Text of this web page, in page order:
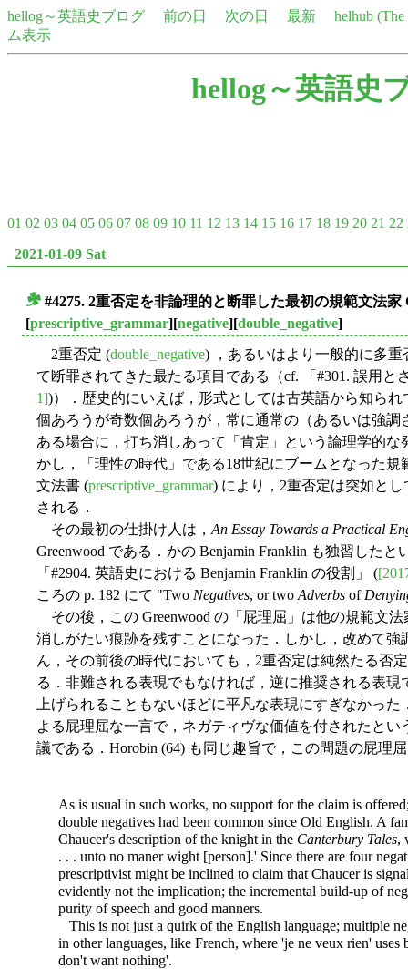
hellog～英語史ブログ 前の日 次の日 最新
helhub
ム表示
hellog～英語史
01 02 03 04 05 06 07 08 09 10 11 12 13 14 15 16 17 18 19 20 21 22
2021-01-09 Sat
#4275. 2重否定を非論理的と断罪した最初の規範文法家
[prescriptive_grammar][negative][double_negative]
2重否定 (double_negative) ，あるいはより一般的に多重
て断罪されてきた最たる項目である（cf. 「#301. 誤用と
1])）．歴史的にいえば，形式としては古英語から知ら
個あろうが奇数個あろうが，常に通常の（あるいは強
ある場合に，打ち消しあって「肯定」という論理学的
かし，「理性の時代」である18世紀にブームとなった規
文法書 (prescriptive_grammar) により，2重否定は突如と
される．
その最初の仕掛け人は， An Essay Towards a Practical
Greenwood である．かの Benjamin Franklin も独習した
「#2904. 英語史における Benjamin Franklin の役割」 (
ころの p. 182 にて "Two Negatives, or two Adverbs of
その後，この Greenwood の「屁理屈」は他の規範文
消しがたい痕跡を残すことになった．しかし，改めて強
ん，その前後の時代においても，2重否定は純然たる否
る．非難される表現でもなければ，逆に推奨される表
上げられることもないほどに平凡な表現にすぎなかっ
よる屁理屈な一言で，ネガティヴな価値を付されたと
議である．Horobin (64) も同じ趣旨で，この問題の屁理
As is usual in such works, no support for the claim is
double negatives had been common since Old English. A
Chaucer's description of the knight in the Canterbury Tales,
. . . unto no maner wight [person].' Since there are four
prescriptivist might be inclined to claim that Chaucer is
evidently not the implication; the incremental build-up of
purity of speech and good manners.
This is not just a quirk of the English language; multiple
in other languages, like French, where 'je ne veux rien' uses
don't want nothing'.